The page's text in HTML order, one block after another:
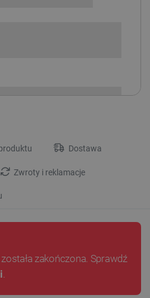
Dostawa
Zwroty i reklamacje
zakończona. Sprawdź
.